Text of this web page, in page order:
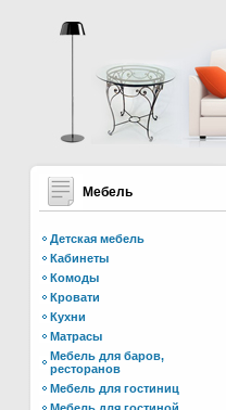
Мебель
Детская мебель
Кабинеты
Комоды
Кровати
Кухни
Матрасы
Мебель для баров,
ресторанов
Мебель для гостиниц